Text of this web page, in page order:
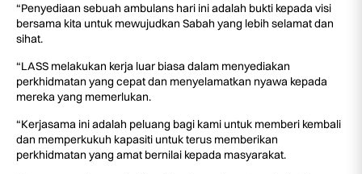
“Penyediaan sebuah ambulans hari ini adalah bukti kepada visi
bersama kita untuk mewujudkan Sabah yang lebih selamat dan
sihat.
“LASS melakukan kerja luar biasa dalam menyediakan
perkhidmatan yang cepat dan menyelamatkan nyawa kepada
mereka yang memerlukan.
“Kerjasama ini adalah peluang bagi kami untuk memberi kembali
dan memperkukuh kapasiti untuk terus memberikan
perkhidmatan yang amat bernilai kepada masyarakat.